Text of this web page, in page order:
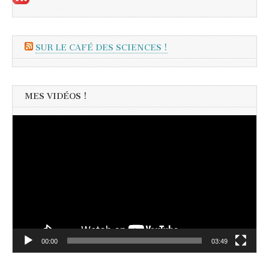
SUR LE CAFÉ DES SCIENCES !
MES VIDÉOS !
00:00 03:49